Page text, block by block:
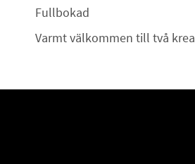
Fullbokad
Varmt välkommen till två